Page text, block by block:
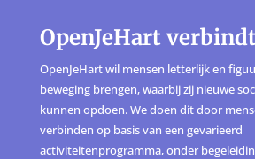
OpenJeHart
OpenJeHart wil mensen letterlijk en
beweging brengen, waarbij zij nieuwe
kunnen opdoen. We doen dit door
verbinden op basis van een gevarieerd
activiteitenprogramma, onder